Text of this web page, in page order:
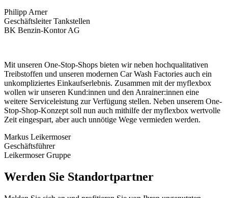
Philipp Arner
Geschäftsleiter Tankstellen
BK Benzin-Kontor AG
Mit unseren One-Stop-Shops bieten wir neben hochqualitativen
Treibstoffen und unseren modernen Car Wash Factories auch ein
unkompliziertes Einkaufserlebnis. Zusammen mit der myflexbox
wollen wir unseren Kund:innen und den Anrainer:innen eine
weitere Serviceleistung zur Verfügung stellen. Neben unserem One-
Stop-Shop-Konzept soll nun auch mithilfe der myflexbox wertvolle
Zeit eingespart, aber auch unnötige Wege vermieden werden.
Markus Leikermoser
Geschäftsführer
Leikermoser Gruppe
Werden Sie Standortpartner